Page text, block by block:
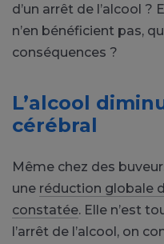
d’un arrêt de l’alcool ?
n’en bénéficient pas,
conséquences ?
L’alcool
cérébral
Même chez des
une réduction globale
constatée. Elle n’est
l’arrêt de l’alcool, on